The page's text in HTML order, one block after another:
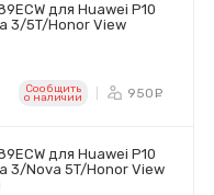
для Huawei P10
3/5T/Honor View
Сообщить
o наличии 950
для Huawei P10
3/Nova 5T/Honor View